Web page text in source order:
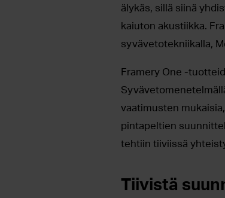
älykäs, sillä siinä
kaiuton akustiikka.
syvävetotekniikalla,
Framery One -
vaatimusten
pintapeltien
tehtiin tiiviissä
Tiivistä